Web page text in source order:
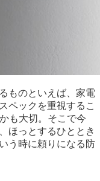
ものといえば、家電
ペックを重視するこ
も大切。そこで今
ほっとするひととき
う時に頼りになる防